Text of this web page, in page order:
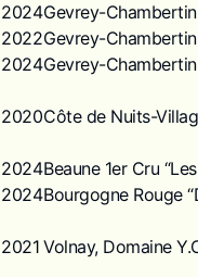
2024Gevrey-
2022Gevrey-
2024Gevrey-Chambertin
2020Côte de Nuits-
2024Beaune 1er Cru
2024Bourgogne Rouge
2021 Volnay, Domaine